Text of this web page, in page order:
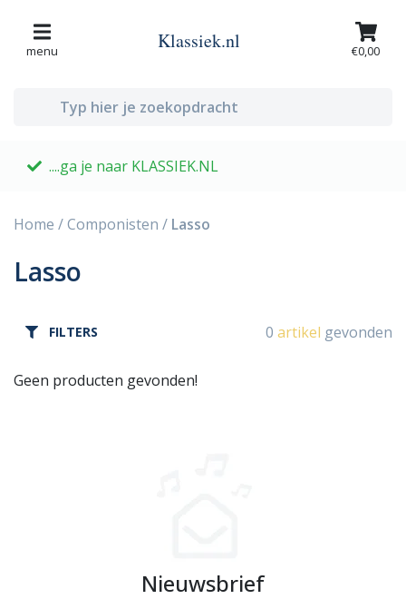
menu Klassiek.nl €0,00
....ga je naar KLASSIEK.NL
Home /Componisten / Lasso
Lasso
FILTERS 0 artikel gevonden
Geen producten gevonden!
Nieuwsbrief